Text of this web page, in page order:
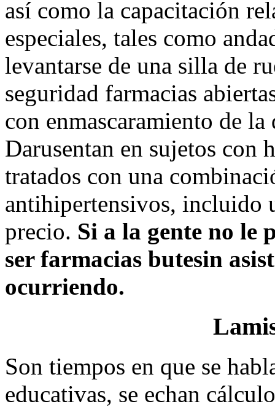
así como la capacitación
especiales, tales como
levantarse de una silla de
seguridad farmacias
con enmascaramiento de
Darusentan en sujetos con
tratados con una
antihipertensivos, incluido
precio. Si a la gente no le
ser farmacias butesin
ocurriendo.
Son tiempos en que se
educativas, se echan